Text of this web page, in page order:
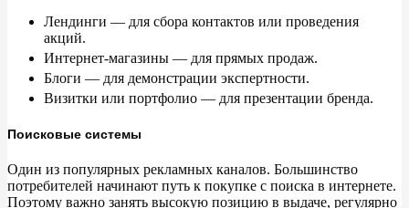
Лендинги — для сбора контактов или проведения
акций.
Интернет-магазины — для прямых продаж.
Блоги — для демонстрации экспертности.
Визитки или портфолио — для презентации бренда.
Поисковые системы
Один из популярных рекламных каналов. Большинство
потребителей начинают путь к покупке с поиска в интернете.
Поэтому важно занять высокую позицию в выдаче, регулярно